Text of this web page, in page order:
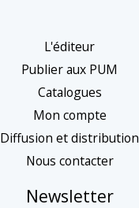
L'éditeur
Publier aux PUM
Catalogues
Mon compte
Diffusion et distribution
Nous contacter
Newsletter